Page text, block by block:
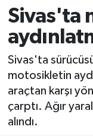
Sivas'ta
Sivas'ta
motosikletin
araçtan karşı
çarptı. Ağır
alındı.
Biyografi
Çevre
Diğer
Dünya
Eğitim
Ankara
Süper Lig
Tüm
Son Dakika
Haber Arşivi